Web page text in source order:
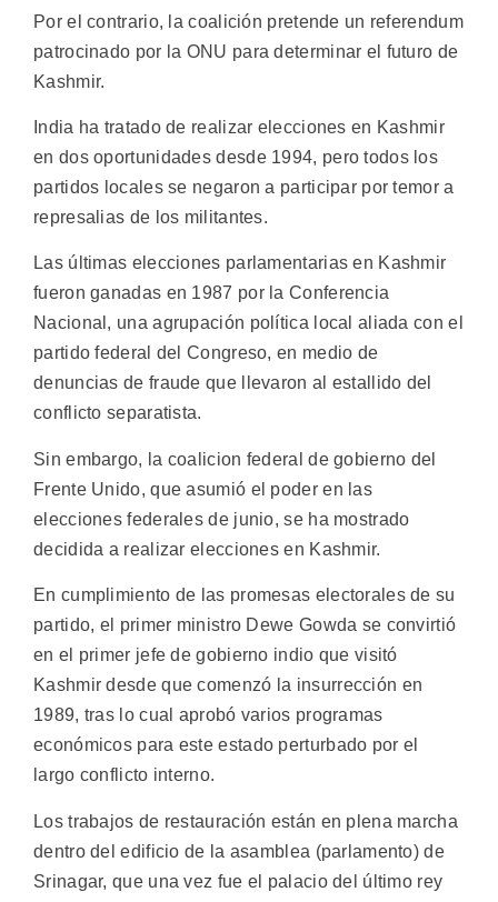
Por el contrario, la coalición pretende un referendum
patrocinado por la ONU para determinar el futuro de
Kashmir.
India ha tratado de realizar elecciones en Kashmir
en dos oportunidades desde 1994, pero todos los
partidos locales se negaron a participar por temor a
represalias de los militantes.
Las últimas elecciones parlamentarias en Kashmir
fueron ganadas en 1987 por la Conferencia
Nacional, una agrupación política local aliada con el
partido federal del Congreso, en medio de
denuncias de fraude que llevaron al estallido del
conflicto separatista.
Sin embargo, la coalicion federal de gobierno del
Frente Unido, que asumió el poder en las
elecciones federales de junio, se ha mostrado
decidida a realizar elecciones en Kashmir.
En cumplimiento de las promesas electorales de su
partido, el primer ministro Dewe Gowda se convirtió
en el primer jefe de gobierno indio que visitó
Kashmir desde que comenzó la insurrección en
1989, tras lo cual aprobó varios programas
económicos para este estado perturbado por el
largo conflicto interno.
Los trabajos de restauración están en plena marcha
dentro del edificio de la asamblea (parlamento) de
Srinagar, que una vez fue el palacio del último rey